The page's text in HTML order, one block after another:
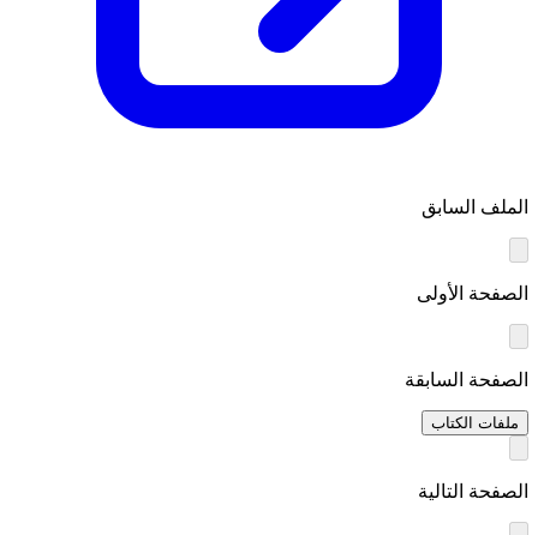
الملف السابق
الصفحة الأولى
الصفحة السابقة
ملفات الكتاب
الصفحة التالية